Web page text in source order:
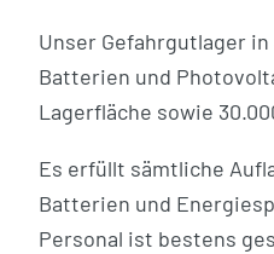
Unser Gefahrgutlager
Batterien und
Lagerfläche sowie
Es erfüllt sämtliche
Batterien und
Personal ist bestens